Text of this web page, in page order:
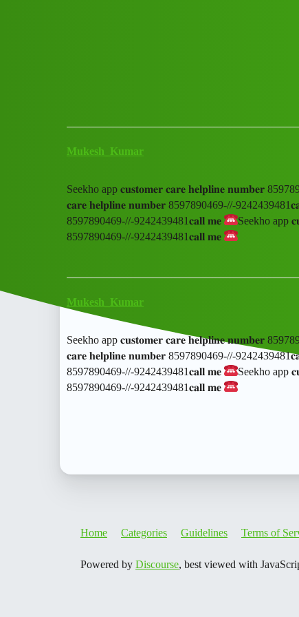
Mukesh_Kumar
Seekho app 𝐜𝐮𝐬𝐭𝐨𝐦𝐞𝐫 𝐜𝐚𝐫𝐞 𝐡𝐞𝐥𝐩𝐥𝐢𝐧𝐞 𝐧𝐮𝐦𝐛𝐞𝐫
𝐜𝐚𝐫𝐞 𝐡𝐞𝐥𝐩𝐥𝐢𝐧𝐞 𝐧𝐮𝐦𝐛𝐞𝐫 8597890469-//-
8597890469-//-9242439481𝐜𝐚𝐥𝐥 𝐦𝐞
Seekho app
8597890469-//-9242439481𝐜𝐚𝐥𝐥 𝐦𝐞
Mukesh_Kumar
Seekho app 𝐜𝐮𝐬𝐭𝐨𝐦𝐞𝐫 𝐜𝐚𝐫𝐞 𝐡𝐞𝐥𝐩𝐥𝐢𝐧𝐞 𝐧𝐮𝐦𝐛𝐞𝐫
𝐜𝐚𝐫𝐞 𝐡𝐞𝐥𝐩𝐥𝐢𝐧𝐞 𝐧𝐮𝐦𝐛𝐞𝐫 8597890469-//-
8597890469-//-9242439481𝐜𝐚𝐥𝐥 𝐦𝐞
Seekho app
8597890469-//-9242439481𝐜𝐚𝐥𝐥 𝐦𝐞
Home Categories Guidelines Terms of
Powered by Discourse, best viewed with